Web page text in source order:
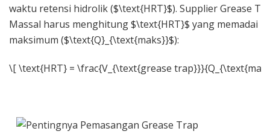
waktu retensi hidrolik ($\text{HRT}$). Supplier Grease
Massal harus menghitung $\text{HRT}$ yang memadai
maksimum ($\text{Q}_{\text{maks}}$):
\[ \text{HRT} = \frac{V_{\text{grease